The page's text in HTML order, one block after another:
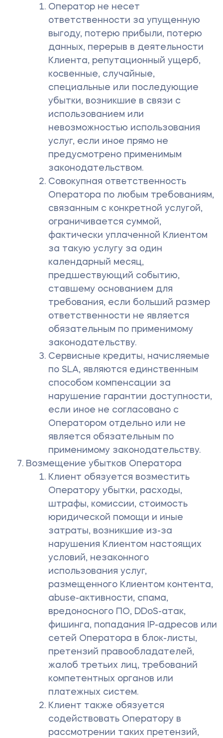
Оператор не несет
ответственности за упущенную
выгоду, потерю прибыли, потерю
данных, перерыв в деятельности
Клиента, репутационный ущерб,
косвенные, случайные,
специальные или последующие
убытки, возникшие в связи с
использованием или
невозможностью использования
услуг, если иное прямо не
предусмотрено применимым
законодательством.
Совокупная ответственность
Оператора по любым требованиям,
связанным с конкретной услугой,
ограничивается суммой,
фактически уплаченной Клиентом
за такую услугу за один
календарный месяц,
предшествующий событию,
ставшему основанием для
требования, если больший размер
ответственности не является
обязательным по применимому
законодательству.
Сервисные кредиты, начисляемые
по SLA, являются единственным
способом компенсации за
нарушение гарантии доступности,
если иное не согласовано с
Оператором отдельно или не
является обязательным по
применимому законодательству.
Возмещение убытков Оператора
Клиент обязуется возместить
Оператору убытки, расходы,
штрафы, комиссии, стоимость
юридической помощи и иные
затраты, возникшие из-за
нарушения Клиентом настоящих
условий, незаконного
использования услуг,
размещенного Клиентом контента,
abuse-активности, спама,
вредоносного ПО, DDoS-атак,
фишинга, попадания IP-адресов или
сетей Оператора в блок-листы,
претензий правообладателей,
жалоб третьих лиц, требований
компетентных органов или
платежных систем.
Клиент также обязуется
содействовать Оператору в
рассмотрении таких претензий,